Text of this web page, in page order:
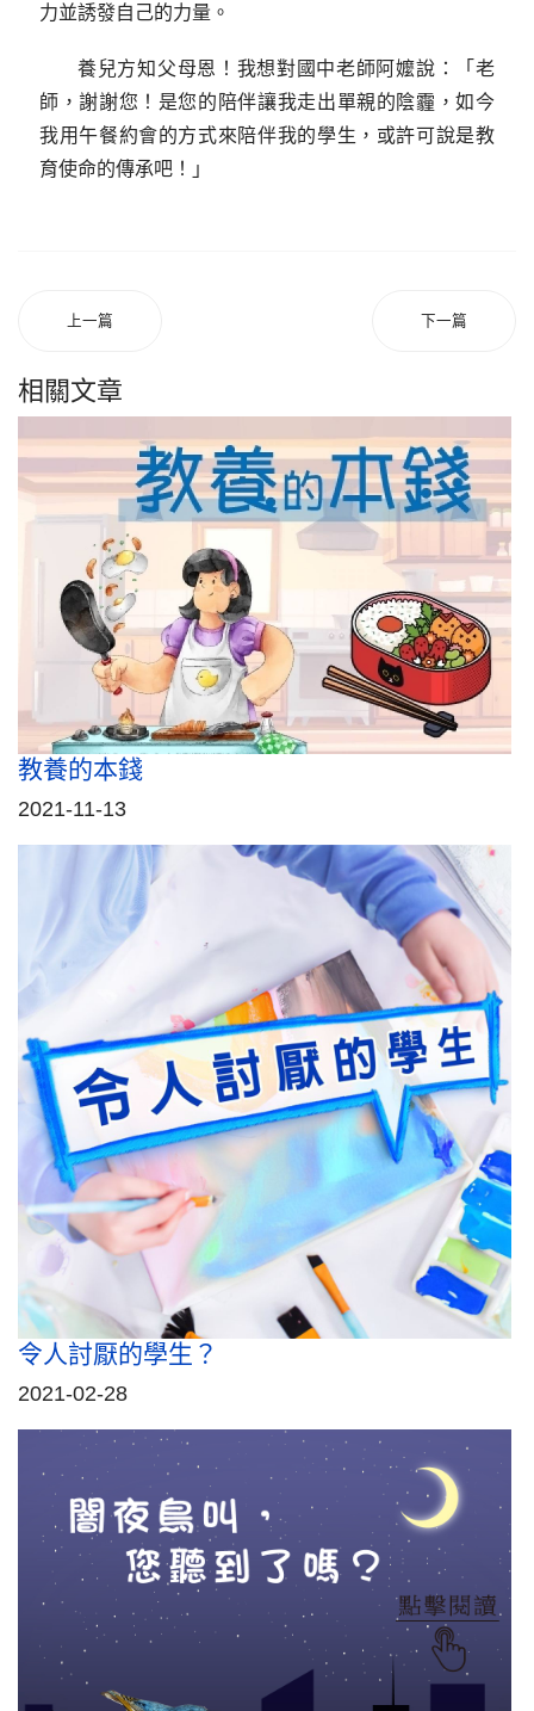
力並誘發自己的力量。
養兒方知父母恩！我想對國中老師阿嬤說：「老
師，謝謝您！是您的陪伴讓我走出單親的陰霾，如今
我用午餐約會的方式來陪伴我的學生，或許可說是教
育使命的傳承吧！」
上一篇 下一篇
相關文章
教養的本錢
2021-11-13
令人討厭的學生？
2021-02-28